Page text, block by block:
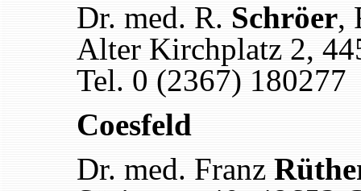
Dr. med. R. Schröer,
Alter Kirchplatz 2,
Tel. 0 (2367) 180277
Coesfeld
Dr. med. Franz